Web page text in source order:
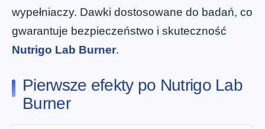
wypełniaczy. Dawki dostosowane do badań, co
gwarantuje bezpieczeństwo i skuteczność
Nutrigo Lab Burner.
Pierwsze efekty po Nutrigo Lab
Burner